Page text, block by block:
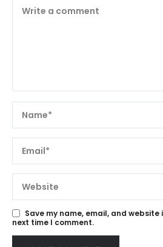
Save my name, email, and
next time I comment.